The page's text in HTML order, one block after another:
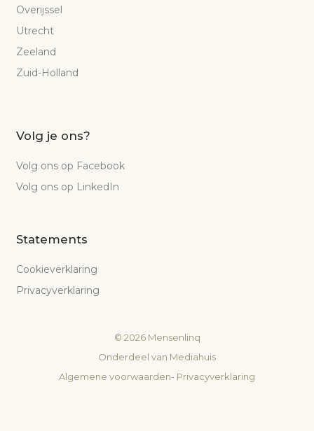
Overijssel
Utrecht
Zeeland
Zuid-Holland
Volg je ons?
Volg ons op Facebook
Volg ons op LinkedIn
Statements
Cookieverklaring
Privacyverklaring
© 2026Mensenlinq
Onderdeel van Mediahuis
Algemene voorwaarden- Privacyverklaring